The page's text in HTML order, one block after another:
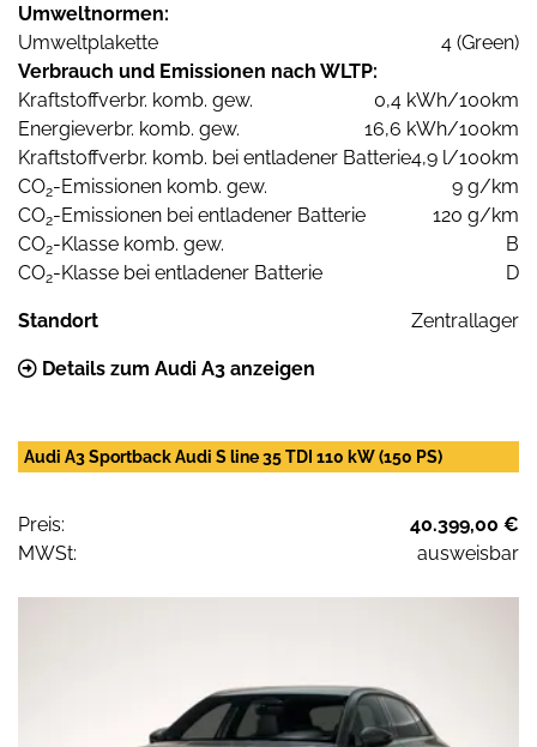
Umweltnormen:
Umweltplakette
4 (Green)
Verbrauch und Emissionen nach WLTP:
Kraftstoffverbr. komb. gew.
0,4 kWh/100km
Energieverbr. komb. gew.
16,6 kWh/100km
Kraftstoffverbr. komb. bei entladener Batterie4,9 l/100km
CO2-Emissionen komb. gew.
9 g/km
CO2-Emissionen bei entladener Batterie
120 g/km
CO2-Klasse komb. gew.
B
CO2-Klasse bei entladener Batterie D
Standort Zentrallager
Details zum Audi A3 anzeigen
Audi A3 Sportback Audi S line 35 TDI 110 kW (150 PS)
Preis:
40.399,00 €
MWSt:
ausweisbar